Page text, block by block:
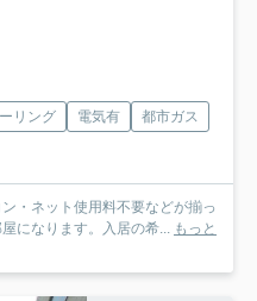
リング 電気有
都市ガス
・ネット使用料不要などが揃っ
になります。入居の希... もっと